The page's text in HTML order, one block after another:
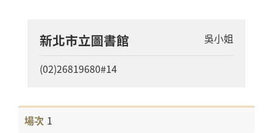
新北市立圖書館 吳小姐
(02)26819680#14
1